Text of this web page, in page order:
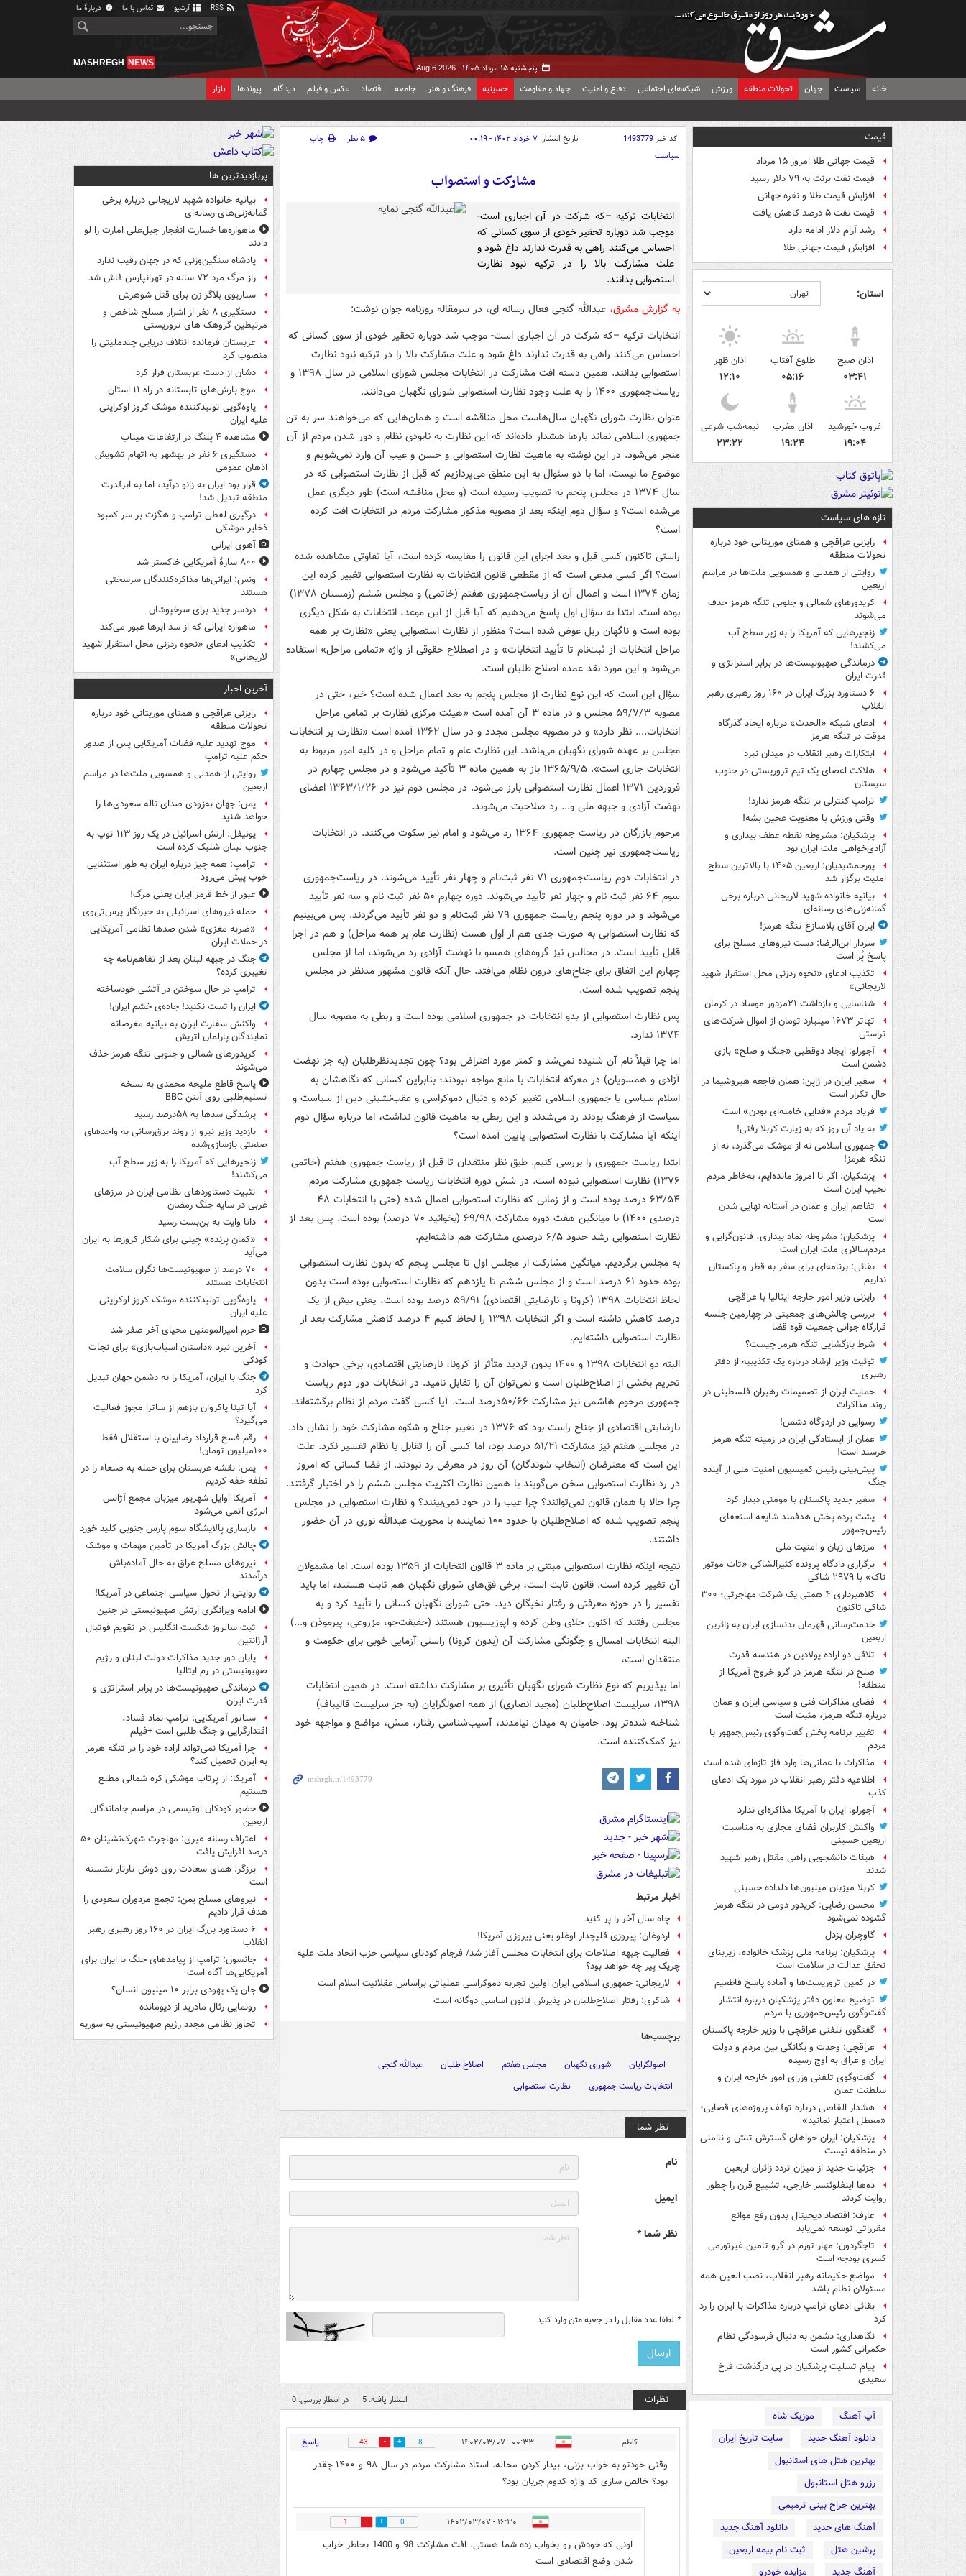
آرشیو تماس با ما دربارهٔ ما
پنجشنبه ۱۵ مرداد ۱۴۰۵ - Aug 6 2026
MASHREGH NEWS
خانه سیاست جهان تحولات منطقه ورزش شبکه‌های اجتماعی دفاع و امنیت جهاد و مقاومت حسینیه فرهنگ و هنر جامعه اقتصاد عکس و فیلم دیدگاه پیوندها بازار
قیمت
قیمت جهانی طلا امروز ۱۵ مرداد
قیمت نفت برنت به ۷۹ دلار رسید
افزایش قیمت طلا و نقره جهانی
قیمت نفت ۵ درصد کاهش یافت
رشد آرام دلار ادامه دارد
افزایش قیمت جهانی طلا
استان:
اذان صبح
۰۳:۴۱
طلوع آفتاب
۰۵:۱۶
اذان ظهر
۱۲:۱۰
غروب خورشید
۱۹:۰۴
اذان مغرب
۱۹:۲۴
نیمه‌شب شرعی
۲۳:۲۲
تازه های سیاست
رایزنی عراقچی و همتای موریتانی خود درباره
تحولات منطقه
روایتی از همدلی و همسویی ملت‌ها در مراسم
اربعین
کریدورهای شمالی و جنوبی تنگه هرمز حذف
می‌شوند
زنجیرهایی که آمریکا را به زیر سطح آب
می‌کشند!
درماندگی صهیونیست‌ها در برابر استراتژی و
قدرت ایران
۶ دستاورد بزرگ ایران در ۱۶۰ روز رهبری رهبر
انقلاب
ادعای شبکه «الحدث» درباره ایجاد گذرگاه
موقت در تنگه هرمز
ابتکارات رهبر انقلاب در میدان نبرد
هلاکت اعضای یک تیم تروریستی در جنوب
سیستان
ترامپ کنترلی بر تنگه هرمز ندارد!
وقتی ورزش با معنویت عجین بشه!
پزشکیان: مشروطه نقطه عطف بیداری و
آزادی‌خواهی ملت ایران بود
پورجمشیدیان: اربعین ۱۴۰۵ با بالاترین سطح
امنیت برگزار شد
بیانیه خانواده شهید لاریجانی درباره برخی
گمانه‌زنی‌های رسانه‌ای
ایران آقای بلامنازع تنگه هرمز!
سردار ابن‌الرضا: دست نیروهای مسلح برای
پاسخ پُر است
تکذیب ادعای «نحوه ردزنی محل استقرار شهید
لاریجانی»
شناسایی و بازداشت ۲۱مزدور موساد در کرمان
تهاتر ۱۶۷۳ میلیارد تومان از اموال شرکت‌های
تراستی
آجورلو: ایجاد دوقطبی «جنگ و صلح‌» بازی
دشمن است
سفیر ایران در ژاپن: همان فاجعه هیروشیما در
حال تکرار است
فریاد مردم «فدایی خامنه‌ای بودن» است
به یاد آن روز که به زیارت کربلا رفتی!
جمهوری اسلامی نه از موشک می‌گذرد، نه از
تنگه هرمز!
پزشکیان: اگر تا امروز مانده‌ایم، به‌خاطر مردم
نجیب ایران است
تفاهم ایران و عمان در آستانه نهایی شدن
است
پزشکیان: مشروطه نماد بیداری، قانون‌گرایی و
مردم‌سالاری ملت ایران است
بقائی: برنامه‌ای برای سفر به قطر و پاکستان
نداریم
رایزنی وزیر امور خارجه ایتالیا با عراقچی
بررسی چالش‌های جمعیتی در چهارمین جلسه
قرارگاه جوانی جمعیت قوه قضا
شرط بازگشایی تنگه هرمز چیست؟
توئیت وزیر ارشاد درباره یک تکذیبیه از دفتر
رهبری
حمایت ایران از تصمیمات رهبران فلسطینی در
روند مذاکرات
رسوایی در اردوگاه دشمن!
عمان از ایستادگی ایران در زمینه تنگه هرمز
خرسند است!
پیش‌بینی رئیس کمیسیون امنیت ملی از آینده
جنگ
سفیر جدید پاکستان با مومنی دیدار کرد
پشت پرده پخش هدفمند شایعه استعفای
رئیس‌جمهور
مرزهای زبان و امنیت ملی
برگزاری دادگاه پرونده کثیرالشاکی «تات موتور
تاک» با ۲۹۷۹ شاکی
کلاهبرداری ۴ همتی یک شرکت مهاجرتی؛ ۳۰۰
شاکی تاکنون
خدمت‌رسانی قهرمان بدنسازی ایران به زائرین
اربعین
تلاقی دو اراده پولادین در هندسه قدرت
صلح در تنگه هرمز در گرو خروج آمریکا از
منطقه!
فضای مذاکرات فنی و سیاسی ایران و عمان
درباره تنگه هرمز، مثبت است
تغییر برنامه پخش گفت‌وگوی رئیس‌جمهور با
مردم
مذاکرات با عمانی‌ها وارد فاز تازه‌ای شده است
اطلاعیه دفتر رهبر انقلاب در مورد یک ادعای
کذب
آجورلو: ایران با آمریکا مذاکره‌ای ندارد
واکنش کاربران فضای مجازی به مناسبت
اربعین حسینی
هیئات دانشجویی راهی مقتل رهبر شهید
شدند
کربلا میزبان میلیون‌ها دلداده حسینی
محسن رضایی: کریدور دومی در تنگه هرمز
گشوده نمی‌شود
گاوچران بزدل
پزشکیان: برنامه ملی پزشک خانواده، زیربنای
تحقق عدالت در سلامت است
در کمین تروریست‌ها و آماده پاسخ قاطعیم
توضیح معاون دفتر پزشکیان درباره انتشار
گفت‌وگوی رئیس‌جمهوری با مردم
گفتگوی تلفنی عراقچی با وزیر خارجه پاکستان
عراقچی: وحدت و یگانگی بین مردم و دولت
ایران و عراق به اوج رسیده
گفت‌وگوی تلفنی وزرای امور خارجه ایران و
سلطنت عمان
هشدار القاصی درباره توقف پروژه‌های قضایی؛
«معطل اعتبار نمانید»
پزشکیان: ایران خواهان گسترش تنش و ناامنی
در منطقه نیست
جزئیات جدید از میزان تردد زائران اربعین
ده‌ها اینفلوئنسر خارجی، تشییع قرن را چطور
روایت کردند
عارف: اقتصاد دیجیتال بدون رفع موانع
مقرراتی توسعه نمی‌یابد
تاجگردون: مهار تورم در گرو تامین غیرتورمی
کسری بودجه است
مواضع حکیمانه رهبر انقلاب، نصب العین همه
مسئولان نظام باشد
بقائی ادعای ترامپ درباره مذاکرات با ایران را رد
کرد
نگاهداری: دشمن به دنبال فرسودگی نظام
حکمرانی کشور است
پیام تسلیت پزشکیان در پی درگذشت فرخ
سعیدی
آپ آهنگ
موزیک شاه
دانلود آهنگ جدید
سایت تاریخ ایران
بهترین هتل های استانبول
رزرو هتل استانبول
بهترین جراح بینی ترمیمی
آهنگ های جدید
دانلود آهنگ جدید
پرشین هتل
ثبت نام بیمه اربعین
آهنگ جدید
مزایده خودرو
کد خبر1493779 تاریخ انتشار: ۷ خرداد ۱۴۰۲ - ۰۰:۱۹ ۵ نظر
چاپ
سیاست
مشارکت و استصواب
انتخابات ترکیه –که شرکت در آن اجباری است-
موجب شد دوباره تحقیر خودی از سوی کسانی که
احساس می‌کنند راهی به قدرت ندارند داغ شود و
علت مشارکت بالا را در ترکیه نبود نظارت
استصوابی بدانند.
به گزارش مشرق، عبدالله گنجی فعال رسانه ای، در سرمقاله روزنامه جوان نوشت:
انتخابات ترکیه –که شرکت در آن اجباری است- موجب شد دوباره تحقیر خودی از سوی کسانی که
احساس می‌کنند راهی به قدرت ندارند داغ شود و علت مشارکت بالا را در ترکیه نبود نظارت
استصوابی بدانند. همین دسته افت مشارکت در انتخابات مجلس شورای اسلامی در سال ۱۳۹۸ و
ریاست‌جمهوری ۱۴۰۰ را به علت وجود نظارت استصوابی شورای نگهبان می‌دانند.
عنوان نظارت شورای نگهبان سال‌هاست محل مناقشه است و همان‌هایی که می‌خواهند سر به تن
جمهوری اسلامی نماند بارها هشدار داده‌اند که این نظارت به نابودی نظام و دور شدن مردم از آن
منجر می‌شود. در این نوشته به ماهیت نظارت استصوابی و حسن و عیب آن وارد نمی‌شویم و
موضوع ما نیست، اما با دو سئوال به این منطق می‌پردازیم که قبل از نظارت استصوابی که در
سال ۱۳۷۴ در مجلس پنجم به تصویب رسیده است (و محل مناقشه است) طور دیگری عمل
می‌شده است؟ و سؤال دوم اینکه بعد از مصوبه مذکور مشارکت مردم در انتخابات افت کرده
است؟
راستی تاکنون کسی قبل و بعد اجرای این قانون را مقایسه کرده است، آیا تفاوتی مشاهده شده
است؟ اگر کسی مدعی است که از مقطعی قانون انتخابات به نظارت استصوابی تغییر کرده این
زمان ۱۳۷۴ است و اعمال آن از ریاست‌جمهوری هفتم (خاتمی) و مجلس ششم (زمستان ۱۳۷۸)
بوده است. ابتدا به سؤال اول پاسخ می‌دهیم که آیا قبل از این موعد، انتخابات به شکل دیگری
بوده است و ناگهان ریل عوض شده است؟ منظور از نظارت استصوابی یعنی «نظارت بر همه
مراحل انتخابات از ثبت‌نام تا تأیید انتخابات» و در اصطلاح حقوقی از واژه «تمامی مراحل» استفاده
می‌شود و این مورد نقد عمده اصلاح طلبان است.
سؤال این است که این نوع نظارت از مجلس پنجم به بعد اعمال شده است؟ خیر، حتی در
مصوبه ۵۹/۷/۳ مجلس و در ماده ۳ آن آمده است «هیئت مرکزی نظارت بر تمامی مراحل
انتخابات.... نظر دارد» و در مصوبه مجلس مجدد و در سال ۱۳۶۲ آمده است «نظارت بر انتخابات
مجلس بر عهده شورای نگهبان می‌باشد. این نظارت عام و تمام مراحل و در کلیه امور مربوط به
انتخابات جاری است». ۱۳۶۵/۹/۵ باز به همین ماده ۳ تأکید می‌شود و در مجلس چهارم در
فروردین ۱۳۷۱ اعمال نظارت استصوابی بارز می‌شود. در مجلس دوم نیز در ۱۳۶۳/۱/۲۶ اعضای
نهضت آزادی و جبهه ملی و... رد صلاحیت می‌شوند.
مرحوم بازرگان در ریاست جمهوری ۱۳۶۴ رد می‌شود و امام نیز سکوت می‌کنند. در انتخابات
ریاست‌جمهوری نیز چنین است.
در انتخابات دوم ریاست‌جمهوری ۷۱ نفر ثبت‌نام و چهار نفر تأیید می‌شوند. در ریاست‌جمهوری
سوم ۶۴ نفر ثبت نام و چهار نفر تأیید می‌شوند. دوره چهارم ۵۰ نفر ثبت نام و سه نفر تأیید
می‌شوند و در دوره پنجم ریاست جمهوری ۷۹ نفر ثبت‌نام و دو نفر تأیید می‌گردند. پس می‌بینیم
که نظارت استصوابی به صورت جدی هم از اول هست (نظارت عام بر همه مراحل) و هم در اجرا
قابل تأیید است. در مجالس نیز گروه‌های همسو با نهضت آزادی رد می‌شوند، اما از مجلس
چهارم این اتفاق برای جناح‌های درون نظام می‌افتد. حال آنکه قانون مشهور مدنظر در مجلس
پنجم تصویب شده است.
پس نظارت استصوابی از بدو انتخابات در جمهوری اسلامی بوده است و ربطی به مصوبه سال
۱۳۷۴ ندارد.
اما چرا قبلاً نام آن شنیده نمی‌شد و کمتر مورد اعتراض بود؟ چون تجدیدنظرطلبان (به جز نهضت
آزادی و همسویان) در معرکه انتخابات با مانع مواجه نبودند؛ بنابراین کسانی که نگاهشان به
اسلام سیاسی یا جمهوری اسلامی تغییر کرده و دنبال دموکراسی و عقب‌نشینی دین از سیاست و
سیاست از فرهنگ بودند رد می‌شدند و این ربطی به ماهیت قانون نداشت، اما درباره سؤال دوم
اینکه آیا مشارکت با نظارت استصوابی پایین آمده است؟
ابتدا ریاست جمهوری را بررسی کنیم. طبق نظر منتقدان تا قبل از ریاست جمهوری هفتم (خاتمی
۱۳۷۶) نظارت استصوابی نبوده است. در شش دوره انتخابات ریاست جمهوری مشارکت مردم
۶۳/۵۴ درصد بوده است و از زمانی که نظارت استصوابی اعمال شده (حتی با انتخابات ۴۸
درصدی ۱۴۰۰) با میانگین هفت دوره مشارکت ۶۹/۹۸ (بخوانید ۷۰ درصد) بوده است. پس بعد از
نظارت استصوابی رشد حدود ۶/۵ درصدی مشارکت هم داشته‌ایم.
به مجلس برگردیم. میانگین مشارکت از مجلس اول تا مجلس پنجم که بدون نظارت استصوابی
بوده حدود ۶۱ درصد است و از مجلس ششم تا یازدهم که نظارت استصوابی بوده است بدون
لحاظ انتخابات ۱۳۹۸ (کرونا و نارضایتی اقتصادی) ۵۹/۹۱ درصد بوده است، یعنی بیش از یک
درصد کاهش داشته است و اگر انتخابات ۱۳۹۸ را لحاظ کنیم ۴ درصد کاهش مشارکت بعد از
نظارت استصوابی داشته‌ایم.
البته دو انتخابات ۱۳۹۸ و ۱۴۰۰ بدون تردید متأثر از کرونا، نارضایتی اقتصادی، برخی حوادث و
تحریم بخشی از اصلاح‌طلبان است و نمی‌توان آن را تقابل نامید. در انتخابات دور دوم ریاست
جمهوری مرحوم هاشمی نیز مشارکت ۵٠/۶۶درصد است. آیا کسی گفت مردم از نظام برگشته‌اند.
نارضایتی اقتصادی از جناح راست بود که ۱۳۷۶ در تغییر جناح و شکوه مشارکت خود را نشان داد.
در مجلس هفتم نیز مشارکت ۵۱/۲۱ درصد بود، اما کسی آن را تقابل با نظام تفسیر نکرد. علت
این است که معترضان (انتخاب شوندگان) آن روز در معرض رد نبودند. از قضا کسانی که امروز
در رد نظارت استصوابی سخن می‌گویند با همین نظارت اکثریت مجلس ششم را در اختیار گرفتند.
چرا حالا با همان قانون نمی‌توانند؟ چرا عیب را در خود نمی‌بینند؟ و نظارت استصوابی در مجلس
پنجم تصویب شده که اصلاح‌طلبان با حدود ۱۰۰ نماینده با محوریت عبدالله نوری در آن حضور
داشتند.
نتیجه اینکه نظارت استصوابی مبتنی بر ماده ۳ قانون انتخابات از ۱۳۵۹ بوده است. اما مشمولان
آن تغییر کرده است. قانون ثابت است، برخی فق‌های شورای نگهبان هم ثابت هستند، اما باید
تفسیر را در حوزه معرفتی و رفتار نخبگان دید. حتی شورای نگهبان کسانی را تأیید کرد و به
مجلس رفتند که اکنون جلای وطن کرده و اپوزیسیون هستند (حقیقت‌جو، مزروعی، پیرموذن و...)
البته انتخابات امسال و چگونگی مشارکت آن (بدون کرونا) راستی آزمایی خوبی برای حکومت و
منتقدان است،
اما بپذیریم که نوع نظارت شورای نگهبان تأثیری بر مشارکت نداشته است. در همین انتخابات
۱۳۹۸، سرلیست اصلاح‌طلبان (مجید انصاری) از همه اصولگرایان (به جز سرلیست قالیباف)
شناخته شده‌تر بود. حامیان به میدان نیامدند، آسیب‌شناسی رفتار، منش، مواضع و مواجهه خود
نیز کمک‌کننده است.
اخبار مرتبط
چاه سال آخر را پر کنید
اردوغان: پیروزی قلیچدار اوغلو یعنی پیروزی آمریکا!
فعالیت جبهه اصلاحات برای انتخابات مجلس آغاز شد/ فرجام کودتای سیاسی حزب اتحاد ملت علیه
چریک پیر چه خواهد بود؟
لاریجانی: جمهوری اسلامی ایران اولین تجربه دموکراسی عملیاتی براساس عقلانیت اسلام است
شاکری: رفتار اصلاح‌طلبان در پذیرش قانون اساسی دوگانه است
برچسب‌ها
اصولگرایان شورای نگهبان مجلس هفتم اصلاح طلبان
عبدالله گنجی
انتخابات ریاست جمهوری
نظارت استصوابی
نظر شما
نام
ایمیل
نظر شما *
* لطفا عدد مقابل را در جعبه متن وارد کنید
نظرات انتشار یافته: 5 در انتظار بررسی: 0
کاظم ۰۰:۳۳ - ۱۴۰۲/۰۳/۰۷ 8
43 پاسخ
وقتی خودتو به خواب بزنی، بیدار کردن محاله. استاد مشارکت مردم در سال ۹۸ و ۱۴۰۰ چقدر
بود؟ خالص سازی کد واژه کدوم جریان بود؟
۱۶:۳۰ - ۱۴۰۲/۰۳/۰۷ 0
1
اونی که خودش رو بخواب زده شما هستی. افت مشارکت 98 و 1400 بخاطر خراب
شدن وضع اقتصادی است
پربازدیدترین ها
بیانیه خانواده شهید لاریجانی درباره برخی
گمانه‌زنی‌های رسانه‌ای
ماهواره‌ها خسارت انفجار جبل‌علی امارت را لو
دادند
پادشاه سنگین‌وزنی که در جهان رقیب ندارد
راز مرگ مرد ۷۲ ساله در تهرانپارس فاش شد
سناریوی بلاگر زن برای قتل شوهرش
دستگیری ۸ نفر از اشرار مسلح شاخص و
مرتبطین گروهک های تروریستی
عربستان فرمانده ائتلاف دریایی چندملیتی را
منصوب کرد
دشان از دست عربستان فرار کرد
موج بارش‌های تابستانه در راه ۱۱ استان
یاوه‌گویی تولیدکننده موشک کروز اوکراینی
علیه ایران
مشاهده ۴ پلنگ در ارتفاعات میناب
دستگیری ۶ نفر در بهشهر به اتهام تشویش
اذهان عمومی
قرار بود ایران به زانو درآید، اما به ابرقدرت
منطقه تبدیل شد!
درگیری لفظی ترامپ و هگزث بر سر کمبود
ذخایر موشکی
آهوی ایرانی
۸۰۰ سازۀ آمریکایی خاکستر شد
ونس: ایرانی‌ها مذاکره‌کنندگان سرسختی
هستند
دردسر جدید برای سرخپوشان
ماهواره ایرانی که از سد ابرها عبور می‌کند
تکذیب ادعای «نحوه ردزنی محل استقرار شهید
لاریجانی»
آخرین اخبار
رایزنی عراقچی و همتای موریتانی خود درباره
تحولات منطقه
موج تهدید علیه قضات آمریکایی پس از صدور
حکم علیه ترامپ
روایتی از همدلی و همسویی ملت‌ها در مراسم
اربعین
یمن: جهان به‌زودی صدای ناله سعودی‌ها را
خواهد شنید
یونیفل: ارتش اسرائیل در یک روز ۱۱۳ توپ به
جنوب لبنان شلیک کرده است
ترامپ: همه چیز درباره ایران به طور استثنایی
خوب پیش می‌رود
عبور از خط قرمز ایران یعنی مرگ!
حمله نیروهای اسرائیلی به خبرنگار پرس‌تی‌وی
«ضربه مغزی» شدن صدها نظامی آمریکایی
در حملات ایران
جنگ در جبهه لبنان بعد از تفاهم‌نامه چه
تغییری کرده؟
ترامپ در حال سوختن در آتشی خودساخته
ایران را تست نکنید! جاده‌ی خشم ایران!
واکنش سفارت ایران به بیانیه مغرضانه
نمایندگان پارلمان اتریش
کریدورهای شمالی و جنوبی تنگه هرمز حذف
می‌شوند
پاسخ قاطع ملیحه محمدی به نسخه
تسلیم‌طلبی روی آنتن BBC
پرشدگی سدها به ۵۸درصد رسید
بازدید وزیر نیرو از روند برق‌رسانی به واحدهای
صنعتی بازسازی‌شده
زنجیرهایی که آمریکا را به زیر سطح آب
می‌کشند!
تثبیت دستاوردهای نظامی ایران در مرزهای
غربی در سایه جنگ رمضان
دانا وایت به بن‌بست رسید
«کمانِ پرنده» چینی برای شکار کروزها به ایران
می‌آید
۷۰ درصد از صهیونیست‌ها نگران سلامت
انتخابات هستند
یاوه‌گویی تولیدکننده موشک کروز اوکراینی
علیه ایران
حرم امیرالمومنین محیای آخر صفر شد
آخرین نبرد «داستان اسباب‌بازی» برای نجات
کودکی
جنگ با ایران، آمریکا را به دشمن جهان تبدیل
کرد
آیا تینا پاکروان بازهم از ساترا مجوز فعالیت
می‌گیرد؟
رقم فسخ قرارداد رضاییان با استقلال فقط
۱۰۰میلیون تومان!
یمن: نقشه عربستان برای حمله به صنعاء را در
نطفه خفه کردیم
آمریکا اوایل شهریور میزبان مجمع آژانس
انرژی اتمی می‌شود
بازسازی پالایشگاه سوم پارس جنوبی کلید خورد
چالش بزرگ آمریکا در تأمین مهمات و موشک
نیروهای مسلح عراق به حال آماده‌باش
درآمدند
روایتی از تحول سیاسی اجتماعی در آمریکا!
ادامه ویرانگری ارتش صهیونیستی در جنین
ثبت سالروز شکست انگلیس در تقویم فوتبال
آرژانتین
پایان دور جدید مذاکرات دولت لبنان و رژیم
صهیونیستی در رم ایتالیا
درماندگی صهیونیست‌ها در برابر استراتژی و
قدرت ایران
سناتور آمریکایی: ترامپ نماد فساد،
اقتدارگرایی و جنگ طلبی است +فیلم
چرا آمریکا نمی‌تواند اراده خود را در تنگه هرمز
به ایران تحمیل کند؟
آمریکا: از پرتاب موشکی کره شمالی مطلع
هستیم
حضور کودکان اوتیسمی در مراسم جاماندگان
اربعین
اعتراف رسانه عبری: مهاجرت شهرک‌نشینان ۵۰
درصد افزایش یافت
برزگر: همای سعادت روی دوش تارتار نشسته
است
نیروهای مسلح یمن: تجمع مزدوران سعودی را
هدف قرار دادیم
۶ دستاورد بزرگ ایران در ۱۶۰ روز رهبری رهبر
انقلاب
جانسون: ترامپ از پیامدهای جنگ با ایران برای
آمریکایی‌ها آگاه است
جان یک یهودی برابر ۱۰ میلیون انسان؟
رونمایی رئال مادرید از دیومانده
تجاوز نظامی مجدد رژیم صهیونیستی به سوریه